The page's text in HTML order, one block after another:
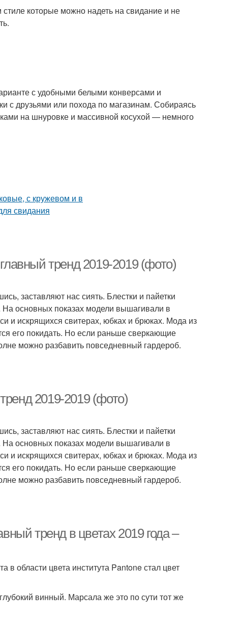
которые можно надеть на свидание и не
с удобными белыми конверсами и
с друзьями или похода по магазинам. Собираясь
на шнуровке и массивной косухой — немного
тренд 2019-2019 (фото)
заставляют нас сиять. Блестки и пайетки
На основных показах модели вышагивали в
и искрящихся свитерах, юбках и брюках. Мода из
его покидать. Но если раньше сверкающие
можно разбавить повседневный гардероб.
2019-2019 (фото)
заставляют нас сиять. Блестки и пайетки
На основных показах модели вышагивали в
и искрящихся свитерах, юбках и брюках. Мода из
его покидать. Но если раньше сверкающие
можно разбавить повседневный гардероб.
тренд в цветах 2019 года –
области цвета института Pantone стал цвет
винный. Марсала же это по сути тот же